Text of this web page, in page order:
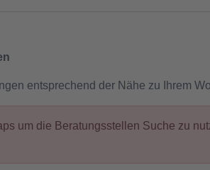
entsprechend der Nähe zu Ihrem
um die Beratungsstellen Suche zu